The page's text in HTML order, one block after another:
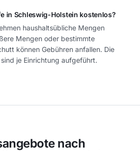
in Schleswig-Holstein kostenlos?
haushaltsübliche Mengen
Mengen oder bestimmte
können Gebühren anfallen. Die
je Einrichtung aufgeführt.
nach